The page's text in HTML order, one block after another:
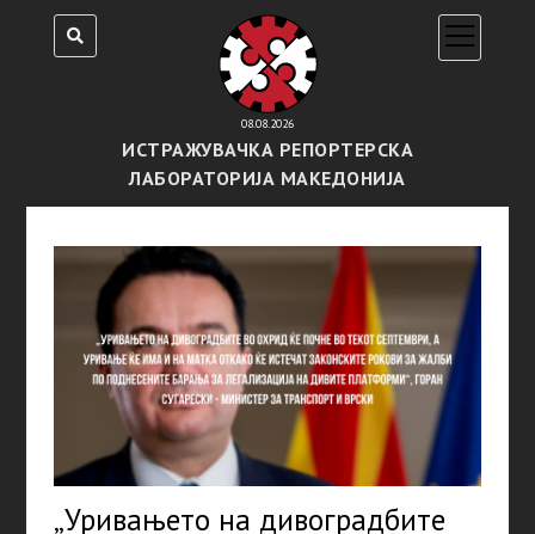
08.08.2026
ИСТРАЖУВАЧКА РЕПОРТЕРСКА
ЛАБОРАТОРИЈА МАКЕДОНИЈА
open
menu
„Уривањетo на дивоградбите